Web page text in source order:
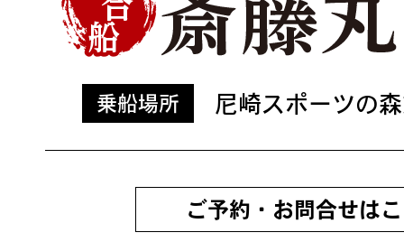
乗船場所 尼崎スポーツの
ご予約・お問合せは